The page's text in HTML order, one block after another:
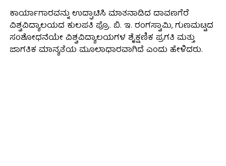
ಕಾರ್ಯಾಗಾರವನ್ನು ಉದ್ಘಾಟಿಸಿ ಮಾತನಾಡಿದ ದಾವಣಗೆರೆ
ವಿಶ್ವವಿದ್ಯಾಲಯದ ಕುಲಪತಿ ಪ್ರೊ. ಬಿ. ಇ. ರಂಗಸ್ವಾಮಿ, ಗುಣಮಟ್ಟದ
ಸಂಶೋಧನೆಯೇ ವಿಶ್ವವಿದ್ಯಾಲಯಗಳ ಶೈಕ್ಷಣಿಕ ಪ್ರಗತಿ ಮತ್ತು
ಜಾಗತಿಕ ಮಾನ್ಯತೆಯ ಮೂಲಾಧಾರವಾಗಿದೆ ಎಂದು ಹೇಳಿದರು.